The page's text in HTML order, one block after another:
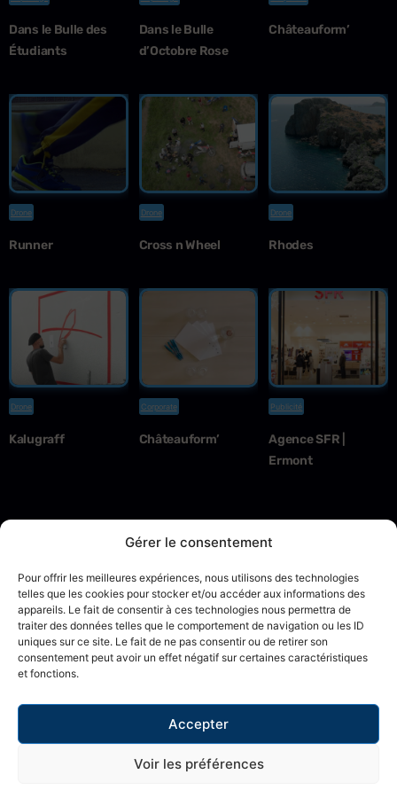
Gérer le consentement
Pour offrir les meilleures expériences, nous utilisons des technologies
telles que les cookies pour stocker et/ou accéder aux informations des
appareils. Le fait de consentir à ces technologies nous permettra de
traiter des données telles que le comportement de navigation ou les ID
uniques sur ce site. Le fait de ne pas consentir ou de retirer son
consentement peut avoir un effet négatif sur certaines caractéristiques
et fonctions.
Accepter
Voir les préférences
Dans le Bulle des
Étudiants
Dans le Bulle
d’Octobre Rose
Châteauform’
Drone
Runner
Drone
Cross n Wheel
Drone
Rhodes
Drone
Kalugraff
Corporate
Châteauform’
Publicité
Agence SFR |
Ermont
Se connecter
© 2025 – Le Monocle Production